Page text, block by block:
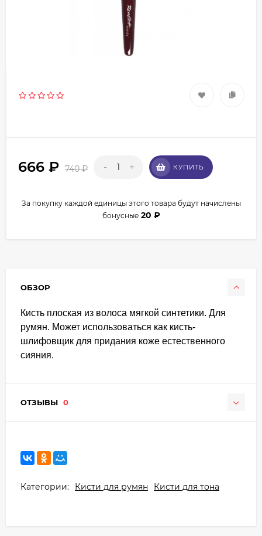
666 ₽ 740₽ - + КУПИТЬ
За покупку каждой единицы этого товара будут начислены
бонусные 20 ₽
ОБЗОР
Кисть плоская из волоса мягкой синтетики. Для
румян. Может использоваться как кисть-
шлифовщик для придания коже естественного
сияния.
ОТЗЫВЫ 0
Категории: Кисти для румян Кисти для тона